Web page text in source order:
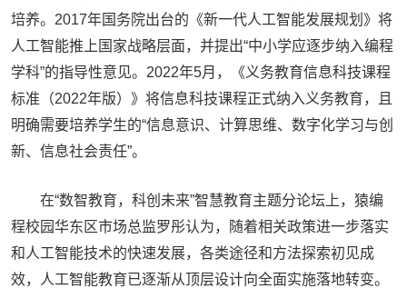
培养。2017年国务院出台的《新一代人工智能发展规划》将
人工智能推上国家战略层面，并提出“中小学应逐步纳入编程
学科”的指导性意见。2022年5月，《义务教育信息科技课程
标准（2022年版）》将信息科技课程正式纳入义务教育，且
明确需要培养学生的“信息意识、计算思维、数字化学习与创
新、信息社会责任”。
在“数智教育，科创未来”智慧教育主题分论坛上，猿编
程校园华东区市场总监罗彤认为，随着相关政策进一步落实
和人工智能技术的快速发展，各类途径和方法探索初见成
效，人工智能教育已逐渐从顶层设计向全面实施落地转变。